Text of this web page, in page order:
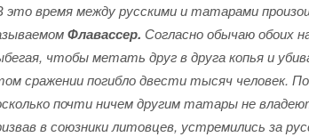
это время между русскими и татарами
Флавассер. Согласно обычаю обоих
чтобы метать друг в друга копья и
сражении погибло двести тысяч человек.
почти ничем другим татары не
в союзники литовцев, устремились за